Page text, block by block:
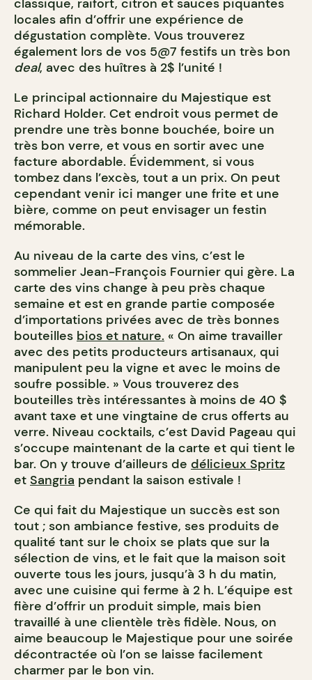
classique, raifort, citron et sauces piquantes
locales afin d’offrir une expérience de
dégustation complète. Vous trouverez
également lors de vos 5@7 festifs un très bon
deal, avec des huîtres à 2$ l’unité !
Le principal actionnaire du Majestique est
Richard Holder. Cet endroit vous permet de
prendre une très bonne bouchée, boire un
très bon verre, et vous en sortir avec une
facture abordable. Évidemment, si vous
tombez dans l’excès, tout a un prix. On peut
cependant venir ici manger une frite et une
bière, comme on peut envisager un festin
mémorable.
Au niveau de la carte des vins, c’est le
sommelier Jean-François Fournier qui gère. La
carte des vins change à peu près chaque
semaine et est en grande partie composée
d’importations privées avec de très bonnes
bouteilles bios et nature. « On aime travailler
avec des petits producteurs artisanaux, qui
manipulent peu la vigne et avec le moins de
soufre possible. » Vous trouverez des
bouteilles très intéressantes à moins de 40 $
avant taxe et une vingtaine de crus offerts au
verre. Niveau cocktails, c’est David Pageau qui
s’occupe maintenant de la carte et qui tient le
bar. On y trouve d’ailleurs de délicieux Spritz
et Sangria pendant la saison estivale !
Ce qui fait du Majestique un succès est son
tout ; son ambiance festive, ses produits de
qualité tant sur le choix se plats que sur la
sélection de vins, et le fait que la maison soit
ouverte tous les jours, jusqu’à 3 h du matin,
avec une cuisine qui ferme à 2 h. L’équipe est
fière d’offrir un produit simple, mais bien
travaillé à une clientèle très fidèle. Nous, on
aime beaucoup le Majestique pour une soirée
décontractée où l’on se laisse facilement
charmer par le bon vin.